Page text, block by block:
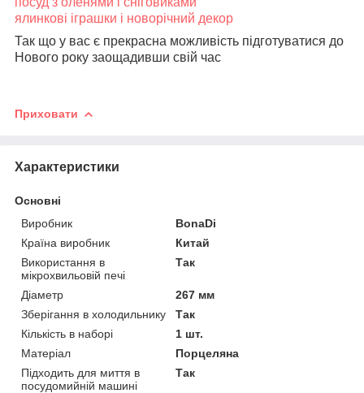
ялинкові іграшки і новорічний декор
Так що у вас є прекрасна можливість підготуватися до
Нового року заощадивши свій час
Приховати
Характеристики
Основні
Виробник
BonaDi
Країна виробник
Китай
Використання в
мікрохвильовій печі
Так
Діаметр
267 мм
Зберігання в холодильнику
Так
Кількість в наборі
1 шт.
Матеріал
Порцеляна
Підходить для миття в
посудомийній машині
Так